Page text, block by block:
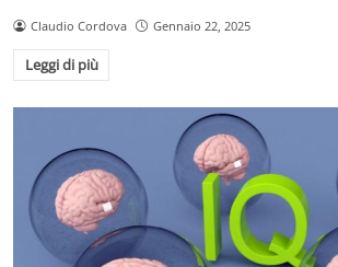
Claudio Cordova Gennaio 22, 2025
Leggi di più